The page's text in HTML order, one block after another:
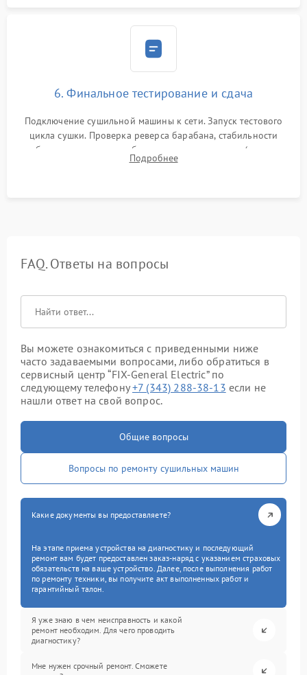
6. Финальное тестирование и сдача
Подключение сушильной машины к сети. Запуск тестового
цикла сушки. Проверка реверса барабана, стабильности
набора температуры, работы дренажного насоса (откачка
конденсата) и отсутствия посторонних скрипов, стуков или
Подробнее
FAQ. Ответы на вопросы
Вы можете ознакомиться с приведенными ниже
часто задаваемыми вопросами, либо обратиться в
сервисный центр “FIX-General Electric” по
следующему телефону+7 (343) 288-38-13 если не
нашли ответ на свой вопрос.
Общие вопросы
Вопросы по ремонту сушильных машин
Какие документы вы предоставляете?
На этапе приема устройства на диагностику и последующий
ремонт вам будет предоставлен заказ-наряд с указанием страховых
обязательств на ваше устройство. Далее, после выполнения работ
по ремонту техники, вы получите акт выполненных работ и
гарантийный талон.
Я уже знаю в чем неисправность и какой
ремонт необходим. Для чего проводить
диагностику?
Мне нужен срочный ремонт. Сможете